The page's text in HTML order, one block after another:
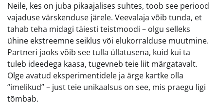
Neile, kes on juba pikaajalises suhtes, toob see periood
vajaduse värskenduse järele. Veevalaja võib tunda, et
tahab teha midagi täiesti teistmoodi – olgu selleks
ühine ekstreemne seiklus või elukorralduse muutmine.
Partneri jaoks võib see tulla üllatusena, kuid kui ta
tuleb ideedega kaasa, tugevneb teie liit märgatavalt.
Olge avatud eksperimentidele ja ärge kartke olla
“imelikud” – just teie unikaalsus on see, mis praegu ligi
tõmbab.